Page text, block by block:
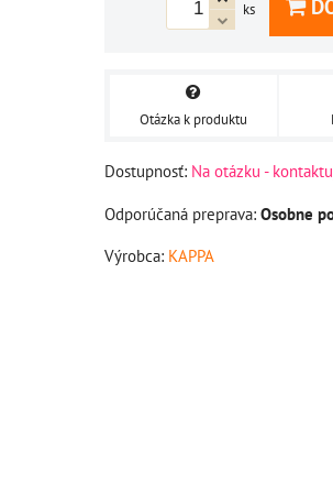
ks
Otázka k produktu
Dostupnosť: Na otázku -
Osobne
Výrobca: KAPPA